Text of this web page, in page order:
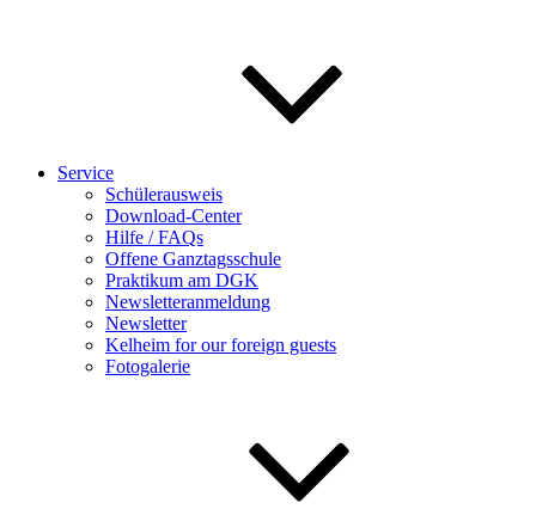
Service
Schülerausweis
Download-Center
Hilfe / FAQs
Offene Ganztagsschule
Praktikum am DGK
Newsletteranmeldung
Newsletter
Kelheim for our foreign guests
Fotogalerie